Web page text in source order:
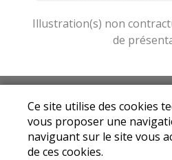
Ventes|Protection des
© Copyright 2025 - Drive
droits
Ce site utilise des cookies
vous proposer une
naviguant sur le site vous
de ces cookies.